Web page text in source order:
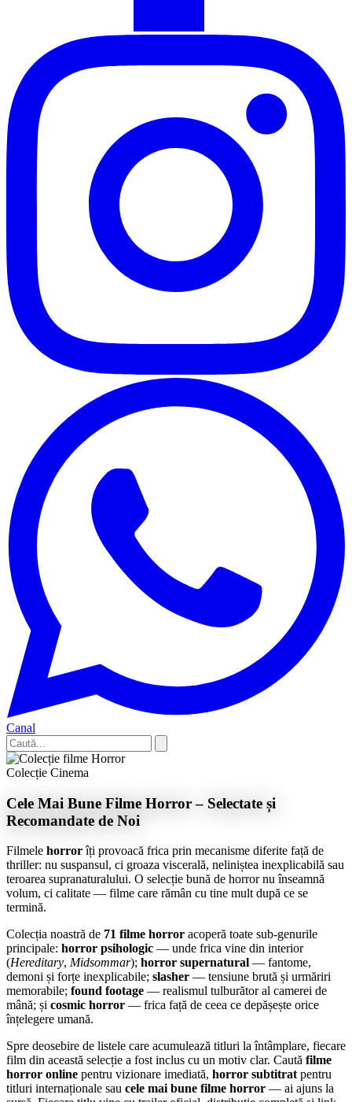
Canal
Colecție Cinema
Cele Mai Bune Filme Horror – Selectate și
Recomandate de Noi
Filmele horrorîți provoacă frica prin mecanisme diferite față de
thriller: nu suspansul, ci groaza viscerală, neliniștea inexplicabilă sau
teroarea supranaturalului. O selecție bună de horror nu înseamnă
volum, ci calitate — filme care rămân cu tine mult după ce se
termină.
Colecția noastră de 71 filme horror acoperă toate sub-genurile
principale: horror psihologic — unde frica vine din interior
(Hereditary, Midsommar); horror supernatural — fantome,
demoni și forțe inexplicabile; slasher — tensiune brută și urmăriri
memorabile; found footage — realismul tulburător al camerei de
mână; și cosmic horror — frica față de ceea ce depășește orice
înțelegere umană.
Spre deosebire de listele care acumulează titluri la întâmplare, fiecare
film din această selecție a fost inclus cu un motiv clar. Caută filme
horror online pentru vizionare imediată, horror subtitratpentru
titluri internaționale sau cele mai bune filme horror — ai ajuns la